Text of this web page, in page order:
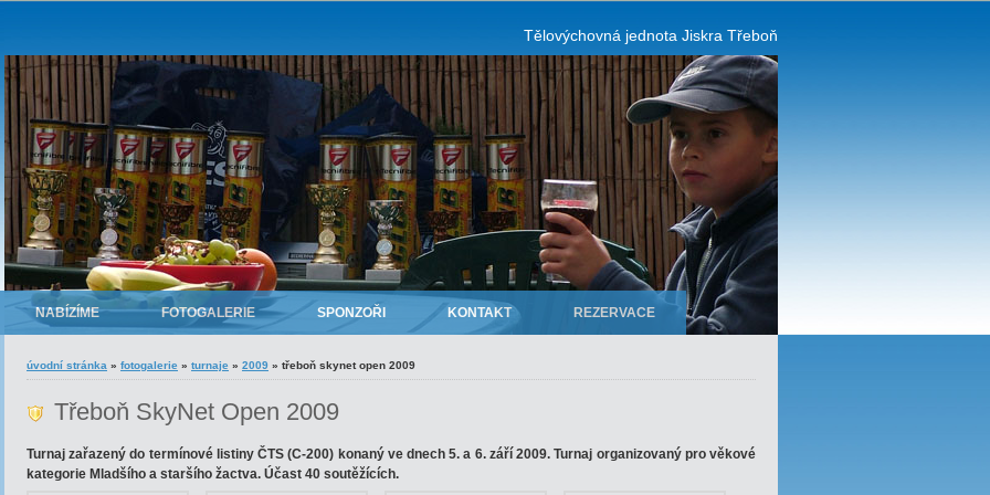
Tělovýchovná jednota Jiskra Třeboň
NABÍZÍME FOTOGALERIE SPONZOŘI KONTAKT REZERVACE
úvodní stránka » fotogalerie » turnaje » 2009 » třeboň skynet open 2009
Třeboň SkyNet Open 2009
Turnaj zařazený do termínové listiny ČTS (C-200) konaný ve dnech 5. a 6. září 2009. Turnaj organizovaný pro věkové
kategorie Mladšího a staršího žactva. Účast 40 soutěžících.